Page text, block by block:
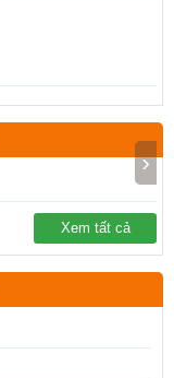
›
Xem tất cả